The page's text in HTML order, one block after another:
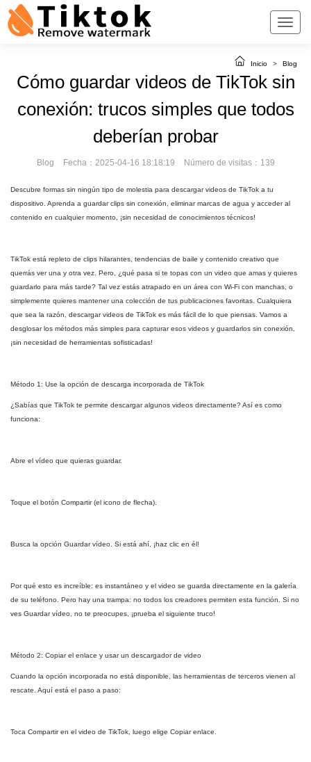
Inicio > Blog
Cómo guardar videos de TikTok sin
conexión: trucos simples que todos
deberían probar
Blog Fecha：2025-04-16 18:18:19 Número de visitas：139
Descubre formas sin ningún tipo de molestia para descargar videos de TikTok a tu
dispositivo. Aprenda a guardar clips sin conexión, eliminar marcas de agua y acceder al
contenido en cualquier momento, ¡sin necesidad de conocimientos técnicos!
TikTok está repleto de clips hilarantes, tendencias de baile y contenido creativo que
querrás ver una y otra vez. Pero, ¿qué pasa si te topas con un video que amas y quieres
guardarlo para más tarde? Tal vez estás atrapado en un área con Wi-Fi con manchas, o
simplemente quieres mantener una colección de tus publicaciones favoritas. Cualquiera
que sea la razón, descargar videos de TikTok es más fácil de lo que piensas. Vamos a
desglosar los métodos más simples para capturar esos videos y guardarlos sin conexión,
¡sin necesidad de herramientas sofisticadas!
Método 1: Use la opción de descarga incorporada de TikTok
¿Sabías que TikTok te permite descargar algunos videos directamente? Así es como
funciona:
Abre el vídeo que quieras guardar.
Toque el botón Compartir (el icono de flecha).
Busca la opción Guardar vídeo. Si está ahí, ¡haz clic en él!
Por qué esto es increíble: es instantáneo y el video se guarda directamente en la galería
de su teléfono. Pero hay una trampa: no todos los creadores permiten esta función. Si no
ves Guardar vídeo, no te preocupes, ¡prueba el siguiente truco!
Método 2: Copiar el enlace y usar un descargador de video
Cuando la opción incorporada no está disponible, las herramientas de terceros vienen al
rescate. Aquí está el paso a paso:
Toca Compartir en el video de TikTok, luego elige Copiar enlace.